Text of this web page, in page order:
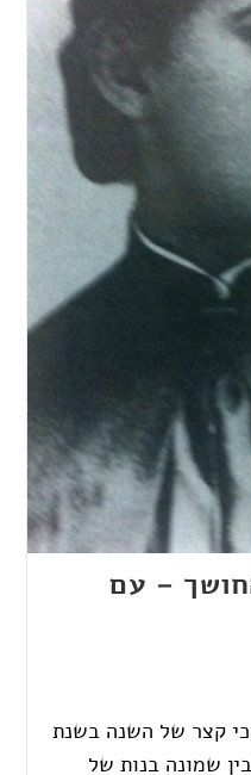
– עם
קצר של השנה בשנת
שמונה בנות של